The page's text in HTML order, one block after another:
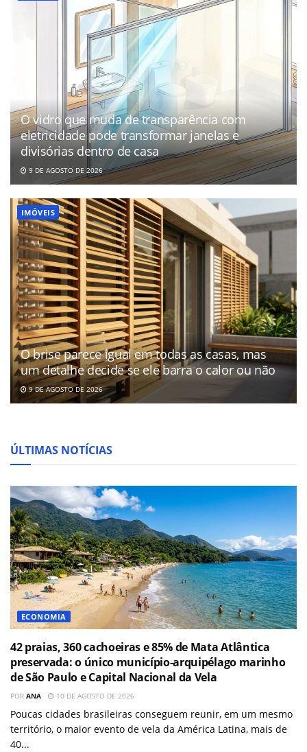
O vidro que muda de transparência com
eletricidade pode transformar janelas e
divisórias dentro de casa
9 DE AGOSTO DE 2026
IMÓVEIS
O brise parece igual em todas as casas, mas
um detalhe decide se ele barra o calor ou não
9 DE AGOSTO DE 2026
ÚLTIMAS NOTÍCIAS
ECONOMIA
42 praias, 360 cachoeiras e 85% de Mata Atlântica
preservada: o único município-arquipélago marinho
de São Paulo e Capital Nacional da Vela
POR ANA 10 DE AGOSTO DE 2026
Poucas cidades brasileiras conseguem reunir, em um mesmo
território, o maior evento de vela da América Latina, mais de
40...